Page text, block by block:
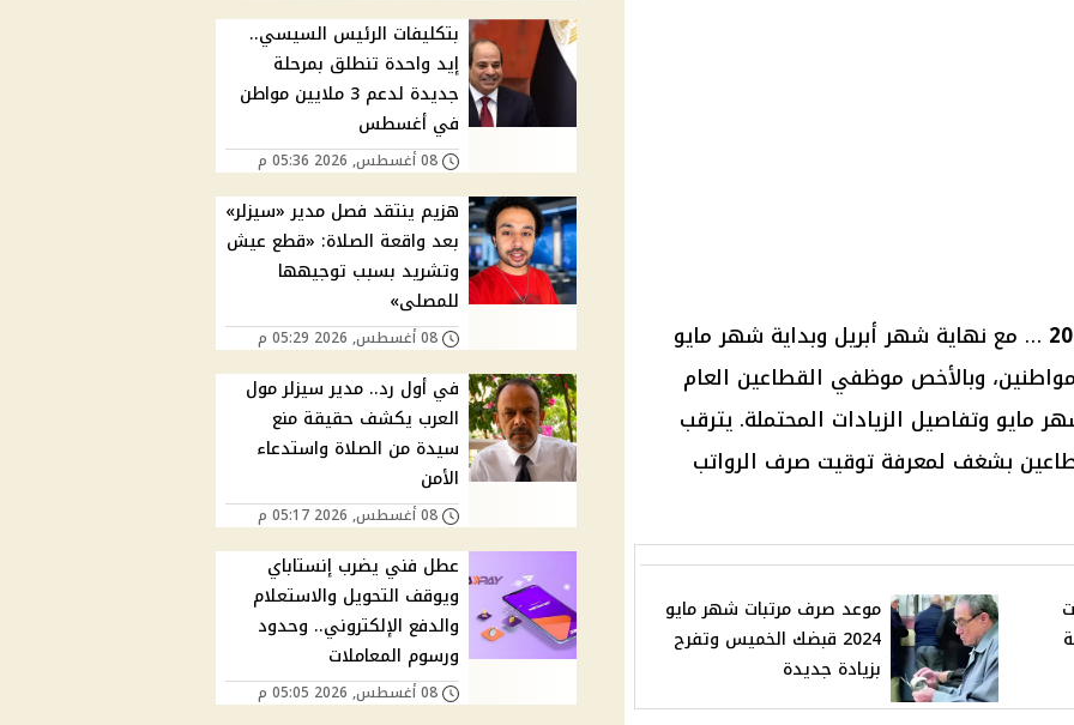
… مع نهاية شهر أبريل وبداية شهر مايو
المواطنين، وبالأخص موظفي القطاعين العام
مايو وتفاصيل الزيادات المحتملة. يترقب
بشغف لمعرفة توقيت صرف الرواتب
موعد صرف مرتبات شهر مايو
2024 قبضك الخميس وتفرح
بزيادة جديدة
بتكليفات الرئيس السيسي..
إيد واحدة تنطلق بمرحلة
جديدة لدعم 3 ملايين مواطن
في أغسطس
08 أغسطس, 2026 05:36 م
هزيم ينتقد فصل مدير «سيزلر»
بعد واقعة الصلاة: «قطع عيش
وتشريد بسبب توجيهها
للمصلى»
08 أغسطس, 2026 05:29 م
في أول رد.. مدير سيزلر مول
العرب يكشف حقيقة منع
سيدة من الصلاة واستدعاء
الأمن
08 أغسطس, 2026 05:17 م
عطل فني يضرب إنستاباي
ويوقف التحويل والاستعلام
والدفع الإلكتروني.. وحدود
ورسوم المعاملات
08 أغسطس, 2026 05:05 م